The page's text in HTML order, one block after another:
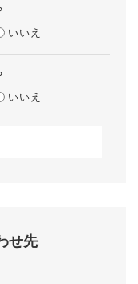
いいえ
いいえ
せ先